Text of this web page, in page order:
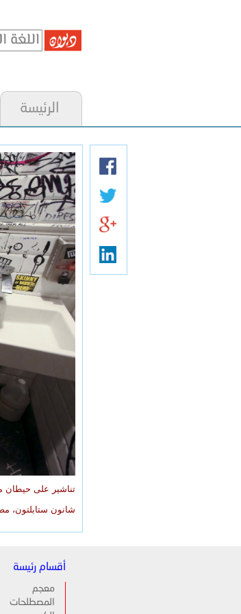
الرئيسة
شانون ستابلتون،
أقسام رئيسة
معجم
المصطلحات